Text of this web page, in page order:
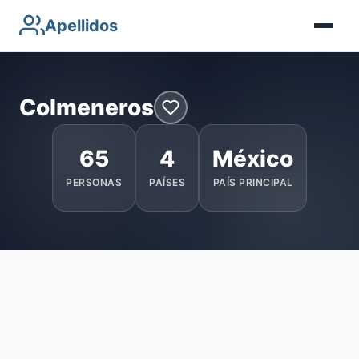
Apellidos
Colmeneros
65
PERSONAS
4
PAÍSES
México
PAÍS PRINCIPAL